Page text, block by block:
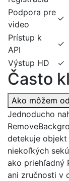
Podpora pre
video
✓
Prístup k
API
✓
Výstup HD
✓
Často
Ako môžem
Jednoducho
detekuje
niekoľkých
ako priehľadný
ani zručnosti v